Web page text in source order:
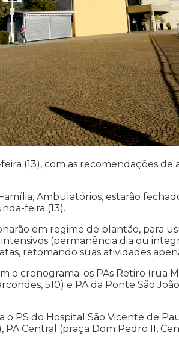
(13), com as recomendações
Ambulatórios, estarão
feira (13).
em regime de plantão, para
(permanência dia ou
retomando suas atividades
cronograma: os PAs Retiro (rua
510) e PA da Ponte São
PS do Hospital São Vicente de
Central (praça Dom Pedro II,